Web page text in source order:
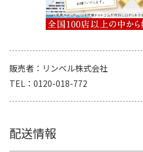
販売者
リンベル株式会社
TEL
0120-018-772
配送情報